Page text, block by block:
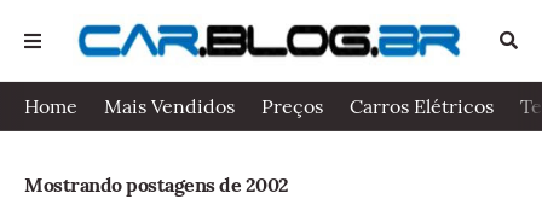
Home Mais Vendidos Preços Carros Elétricos
Mostrando postagens de 2002